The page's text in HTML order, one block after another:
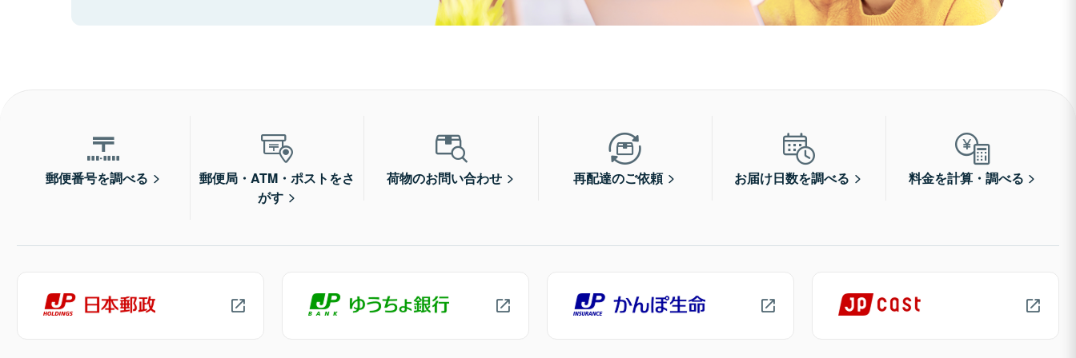
郵便番号を調べる
郵便局・ATM・ポストをさ
がす
荷物のお問い合わせ 再配達のご依頼 お届け日数を調べる 料金を計算・調べる